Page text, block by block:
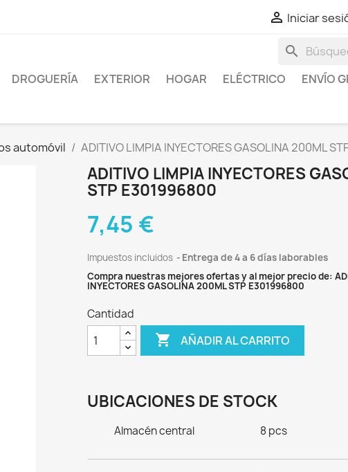
 Iniciar
search
DROGUERÍA EXTERIOR HOGAR ELÉCTRICO
ENVÍO
automóvil ADITIVO LIMPIA INYECTORES GASOLINA 200ML
ADITIVO LIMPIA INYECTORES
STP E301996800
7,45 €
Impuestos incluidos
Entrega de 4 a 6 días laborables
Compra nuestras mejores ofertas y al mejor precio de:
INYECTORES GASOLINA 200ML STP E301996800
Cantidad
 AÑADIR AL CARRITO
UBICACIONES DE STOCK
Almacén central 8 pcs